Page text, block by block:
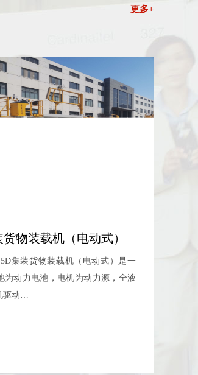
更多+
货物装载机（电动式）
集装货物装载机（电动式）是一
为动力电池，电机为动力源，全液
驱动…